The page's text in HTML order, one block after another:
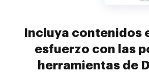
Incluya contenidos
esfuerzo con las
herramientas de